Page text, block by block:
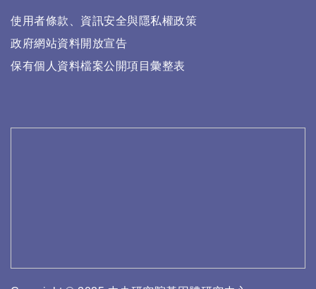
使用者條款、資訊安全與隱私權政策
政府網站資料開放宣告
保有個人資料檔案公開項目彙整表